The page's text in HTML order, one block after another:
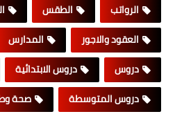
الرواتب
الطقس
العقود والاجور
المدارس
دروس
دروس الابتدائية
دروس المتوسطة
صحة